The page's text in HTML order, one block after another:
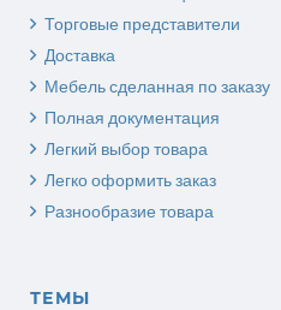
Торговые представители
Доставка
Мебель сделанная по заказу
Полная документация
Легкий выбор товара
Легко оформить заказ
Разнообразие товара
ТЕМЫ